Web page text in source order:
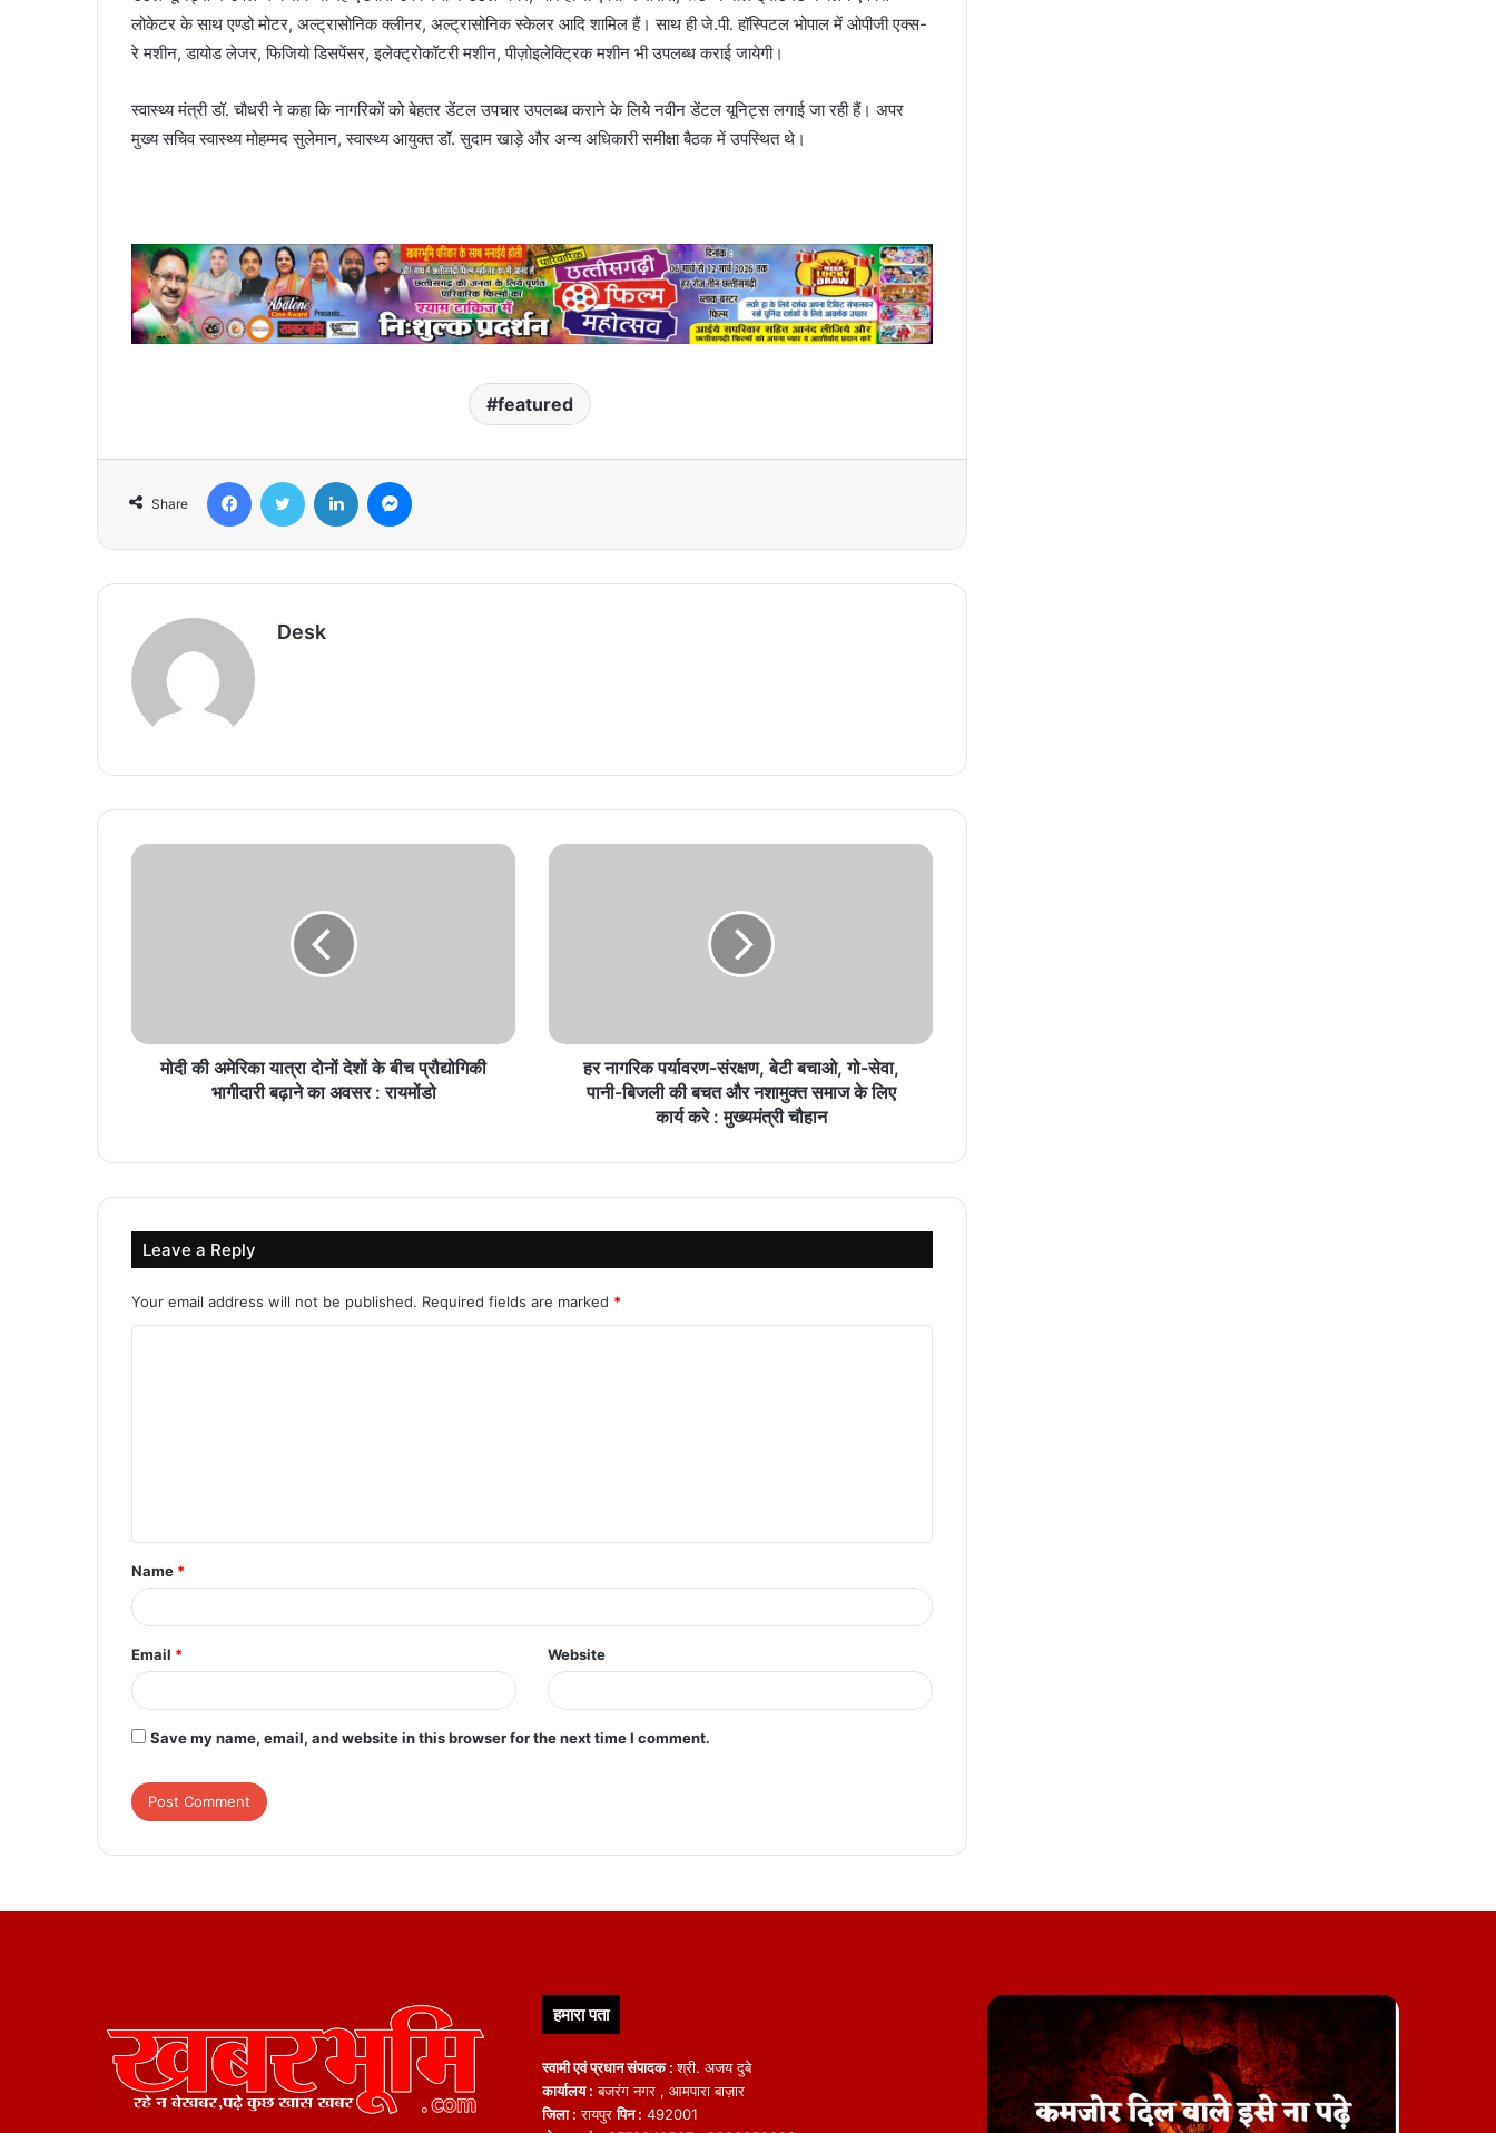
लोकेटर के साथ एण्डो मोटर, अल्ट्रासोनिक क्लीनर, अल्ट्रासोनिक स्केलर आदि शामिल हैं। साथ ही जे.पी. हॉस्पिटल भोपाल में ओपीजी एक्स-
रे मशीन, डायोड लेजर, फिजियो डिसपेंसर, इलेक्ट्रोकॉटरी मशीन, पीज़ोइलेक्ट्रिक मशीन भी उपलब्ध कराई जायेगी।
स्वास्थ्य मंत्री डॉ. चौधरी ने कहा कि नागरिकों को बेहतर डेंटल उपचार उपलब्ध कराने के लिये नवीन डेंटल यूनिट्स लगाई जा रही हैं। अपर
मुख्य सचिव स्वास्थ्य मोहम्मद सुलेमान, स्वास्थ्य आयुक्त डॉ. सुदाम खाड़े और अन्य अधिकारी समीक्षा बैठक में उपस्थित थे।
featured
Share
Desk
मोदी की अमेरिका यात्रा दोनों देशों के बीच प्रौद्योगिकी
भागीदारी बढ़ाने का अवसर : रायमोंडो
हर नागरिक पर्यावरण-संरक्षण, बेटी बचाओ, गो-सेवा,
पानी-बिजली की बचत और नशामुक्त समाज के लिए
कार्य करे : मुख्यमंत्री चौहान
Leave a Reply
Your email address will not be published. Required fields are marked *
t
*
Name *
Email * Website
Save my name, email, and website in this browser for the next time I comment.
हमारा पता
स्वामी एवं प्रधान संपादक :श्री. अजय दुबे
कार्यालय : बजरंग नगर , आमपारा बाज़ार
जिला : रायपुरपिन : 492001